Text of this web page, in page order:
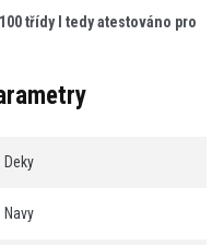
třídy I tedy atestováno pro
Deky
Navy